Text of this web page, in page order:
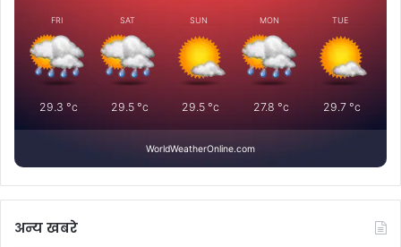
FRI
29.3 °c
SAT
29.5°c
SUN
29.5°c
MON
27.8 °c
TUE
29.7 °c
WorldWeatherOnline.com
अन्य खबरे